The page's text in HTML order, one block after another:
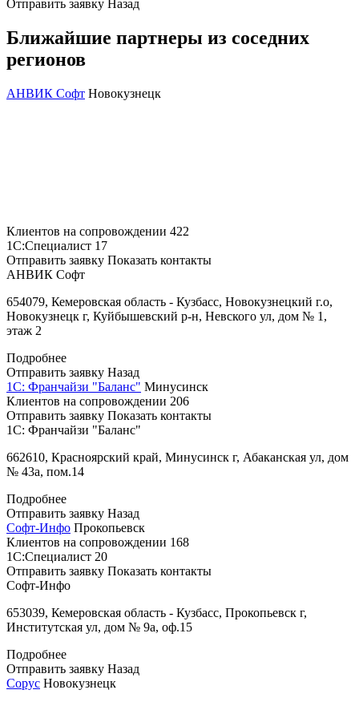
Отправить заявку Назад
Ближайшие партнеры из соседних
регионов
АНВИК Софт Новокузнецк
Клиентов на сопровождении 422
1С:Специалист 17
Отправить заявку Показать контакты
АНВИК Софт
654079, Кемеровская область - Кузбасс, Новокузнецкий г.о,
Новокузнецк г, Куйбышевский р-н, Невского ул, дом № 1,
этаж 2
Подробнее
Отправить заявку Назад
1С: Франчайзи "Баланс" Минусинск
Клиентов на сопровождении 206
Отправить заявку Показать контакты
1С: Франчайзи "Баланс"
662610, Красноярский край, Минусинск г, Абаканская ул, дом
№ 43а, пом.14
Подробнее
Отправить заявку Назад
Софт-Инфо Прокопьевск
Клиентов на сопровождении 168
1С:Специалист 20
Отправить заявку Показать контакты
Софт-Инфо
653039, Кемеровская область - Кузбасс, Прокопьевск г,
Институтская ул, дом № 9а, оф.15
Подробнее
Отправить заявку Назад
Сорус Новокузнецк